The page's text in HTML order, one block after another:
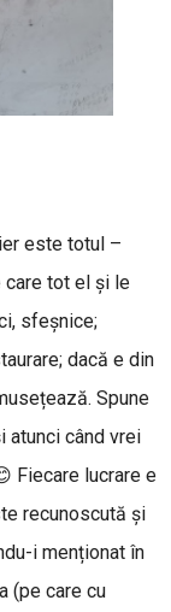
este totul –
care tot el și le
sfeșnice;
dacă e din
Spune
atunci când vrei
Fiecare lucrare e
recunoscută și
i menționat în
(pe care cu